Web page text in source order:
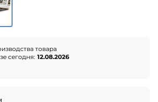
товара
сегодня: 12.08.2026